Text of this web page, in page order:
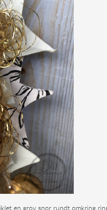
en grov snor rundt omkring